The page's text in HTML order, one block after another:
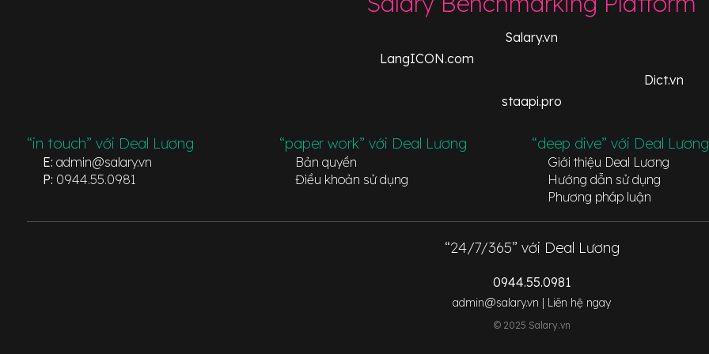
Salary.vn
LangICON.com
Dict.vn
staapi.pro
“in touch” với Deal Lương
E: admin@salary.vn
P: 0944.55.0981
“paper work” với Deal Lương
Bản quyền
Điều khoản sử dụng
“deep dive” với Deal Lương
Giới thiệu Deal Lương
Hướng dẫn sử dụng
Phương pháp luận
“24/7/365” với Deal Lương
0944.55.0981
admin@salary.vn | Liên hệ ngay
© 2025 Salary.vn